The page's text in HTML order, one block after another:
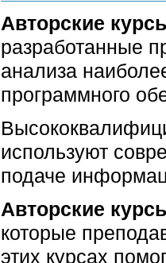
Авторские
разработанные
анализа
программного
используют
подаче
Авторские
которые
этих курсах